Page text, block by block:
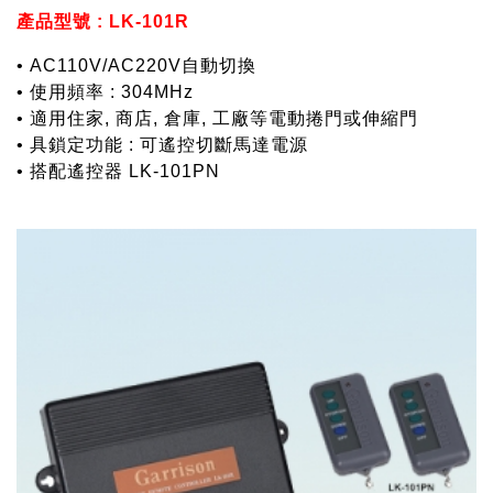
產品型號 : LK-101R
• AC110V/AC220V自動切換
• 使用頻率 : 304MHz
• 適用住家, 商店, 倉庫, 工廠等電動捲門或伸縮門
• 具鎖定功能 : 可遙控切斷馬達電源
• 搭配遙控器 LK-101PN